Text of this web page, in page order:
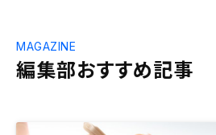
編集部おすすめ記事
MAGAZINE